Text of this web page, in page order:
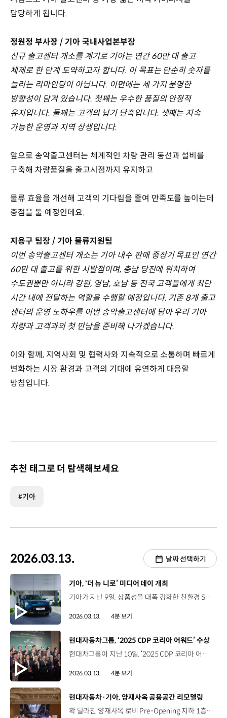
담당하게 됩니다.
정원정 부사장 / 기아 국내사업본부장
신규 출고센터 개소를 계기로 기아는 연간 60만 대 출고
체제로 한 단계 도약하고자 합니다. 이 목표는 단순히 숫자를
늘리는 리마인딩이 아닙니다. 이면에는 세 가지 분명한
방향성이 담겨 있습니다. 첫째는 우수한 품질의 안정적
유지입니다. 둘째는 고객의 납기 단축입니다. 셋째는 지속
가능한 운영과 지역 상생입니다.
앞으로 송악출고센터는 체계적인 차량 관리 동선과 설비를
구축해 차량품질을 출고시점까지 유지하고
물류 효율을 개선해 고객의 기다림을 줄여 만족도를 높이는데
중점을 둘 예정인데요.
지용구 팀장 / 기아 물류지원팀
이번 송악출고센터 개소는 기아 내수 판매 중장기 목표인 연간
60만 대 출고를 위한 시발점이며, 충남 당진에 위치하여
수도권뿐만 아니라 강원, 영남, 호남 등 전국 고객들에게 최단
시간 내에 전달하는 역할을 수행할 예정입니다. 기존 8개 출고
센터의 운영 노하우를 이번 송악출고센터에 담아 우리 기아
차량과 고객과의 첫 만남을 준비해 나가겠습니다.
이와 함께, 지역사회 및 협력사와 지속적으로 소통하며 빠르게
변화하는 시장 환경과 고객의 기대에 유연하게 대응할
방침입니다.
추천 태그로 더 탐색해보세요
#기아
2026.03.13. 날짜 선택하기
[동영상]
기아, ‘더 뉴 니로’ 미디어 데이 개최
기아가 지난 9일, 상품성을 대폭 강화한 친환경 SUV ‘더 뉴 니로’의 미디어 데이를 개최했습니다. ‘더 뉴 니로’는 2세대 모델을 기반으로 디자인 완성도를 높이고, 최신 안전·편의 사양을 대거 적용해 상품성을 강화했는데요. 이번 미디어 데이에는 국내 주요 매체 100여 개가 참석해 ‘더 뉴 니로’의 시작을 함께했습니다. 정원정 부사장 / 기아 국내사업본부장니로는 기아가 전동화의 미래를 향해 내딛는 첫 번째 발걸음이었고, 친환경이라는 가치를 고객의 일상 속으로 끌어들인 차였습니다. 그리고 지금 니로는 전 세계 누적 판매 120만 대를 달성하며 수많은 고객의 여정과 함께해 오고 있습니다. 오늘 여러분께 소개해 드릴 ‘더 뉴 니로’는 고객의 목소리를 담아 2022년 출시 이후 약 4년 만에 새롭게 선보이는 상품성 개선 모델입니다. 기아는 이번 행사에서 '더 뉴 니로'의 내·외장 디자인과 주요 상품성, 신기술 등을 개발 담당자들이 직접 소개해 미디어들의 이해를 도왔는데요. 더 뉴 니로의 외장은 오퍼짓 유나이티드를 기반으로 세련되고 강인한 인상을 구현했습니다. 최정미 연구원 / 기아 넥스트디자인외장1팀이번 ‘더 뉴 니로’는 기존 니로 대비해서 복잡함을 덜어낸 클린하고 모던한 디자인이 특징입니다. ‘오퍼짓 유나이티드’의 가장 큰 특징인 ‘스타맵 시그니처 라이팅’이 전면부의 헤드램프에 적용되었습니다. 그리고 견고하고 단단함을 강조할 수 있는 스키드 플레이트 디자인으로 전면부 마무리하였습니다. 실내는 수평형 레이아웃을 바탕으로 개방감을 강조하면서 쾌적하고 실용적인 공간을 완성했습니다. 이은옥 책임연구원 / 기아 넥스트내장DEX팀클린하고 와이드한 느낌을 주는 커브드 디스플레이를 통해 전반적으로 고급감을 향상시키고 사용성을 증대하였습니다. 또한 센터 스피커와 HUD의 조형적 통합을 통해 크래시 패드 상단부 디자인을 더욱 간결하게 정돈된 형태로 완성하였습니다. 또한, 금속의 질감과 자연의 컬러를 담은 내외장 컬러도 주목을 받았습니다. 이설희 책임연구원 / 기아 넥스트CMF팀‘더 뉴 니로’의 CMF 콘셉트는 ‘세린 다이내믹’입니다. 빙하, 밤바다 같은 대자연 속 고요함처럼 정제된 침묵 속에 가장 강력한 생명력을 CMF적으로 표현하였습니다. 외장 컬러는 깨끗하고 깔끔한 이미지의 ‘아이보리 실버’를 추가함으로써 ‘더 뉴 니로’의 모던하고 깨끗한 이미지를 고객에게 전달합니다. ‘더 뉴 니로’는 1.6 하이브리드 파워트레인으로 효율적인 성능을 확보하고, 스마트 회생제동, 스테이 모드 등 특화 기능과 함께, 기아 AI 어시스턴트, 디지털 키 2, 워크 어웨이 락 등 다채로운 편의 사양도 적용해 동급 최고 수준의 상품성을 확보했습니다. 김새린 매니저 / 기아 국내상품1팀연비는 에어로다이내믹 디자인을 기반으로 공력 계수 수치가 낮아져 20.2km/L라는 국내 하이브리드 SUV 중 최고 연비 수치를 달성하였습니다. 2열 공간성 또한 동급차종 대비 우세한 레그룸과 헤드룸을 갖고 있어 실용성과 경제성을 중시하는 니로 구매 고객들에게 굉장히 매력적으로 다가갈 것으로 기대됩니다. 기아는 이번 미디어 데이에서 전시 공간을 플랜테리어 무드로 구성하고 총 4개의 전시존을 마련해 ‘더 뉴 니로’의 주요 USP인 친환경성을 체감할 수 있도록 했는데요. 기아는 앞으로, 팝업 전시와 광고 캠페인, 콜라보 영상 콘텐츠 등을 통해 ‘더 뉴 니로’가 지닌 실용적 가치를 소개할 예정입니다.
2026.03.13. 4분 보기
[동영상]
현대자동차그룹, ‘2025 CDP 코리아 어워드’ 수상
현대차그룹이 지난 10일, ‘2025 CDP 코리아 어워드’에서 친환경 경영 성과를 인정받았습니다. CDP는 매년, 기업들의 환경 이슈 대응 역량을 종합적으로 평가해 리더십 A, 리더십 A-, 매니지먼트 B 등 총 8개 등급으로 발표하는 글로벌 기관인데요. 이번 평가에서 현대차는 기후변화 대응 부문에서 재생에너지 사용량 증가와 친환경 제품 투자 확대 등의 탄소경영 활동 성과를 인정받아 최고 등급인 ‘리더십 A’를 3년 연속 획득했고, 동시에 ‘탄소경영 아너스 클럽'도 3년 연속 수상했습니다. 또한, 수자원 관리 부문에서도 ‘리더십 A’ 획득 기업 중 최고점을 기록해 2년 연속 ‘대상’에 올랐습니다. 전현철 실장 / 현대차 사업개발지속가능경영실현대차는 다음 세대를 위한 사회적 책임 측면은 물론 탄소중립 활동 자체가 비즈니스 경쟁력을 근본적으로 강화할 수 있도록 노력하겠습니다. 특히 이러한 탄소중립 활동에 수소에너지 그리고 전동화 뿐만 아니라 로보틱스와 AI 신기술을 접목시켜 밸류체인 전체에 걸쳐서 비효율과 낭비 요소를 제거할 수 있도록 최선을 다하겠습니다. 기아는 수자원 관리 부문에서 2년 연속 ‘리더십 A’를 획득하고, 선택소비재 산업 섹터에서는 2년 연속 ‘우수상’을 수상했는데요. 방류수 수질 관리, 실시간 수질오염물질 모니터링 시스템 구축 등 효율적인 수자원 관리 노력을 인정받은 결과입니다. 현대제철은 국내 철강사 중 유일하게 ‘리더십 A-’를 획득하고, 원자재 부문 ‘탄소경영 섹터 아너스’에도 이름을 올렸는데요. 기후 리스크 관리 역량을 강화하고, 리스크 분석 결과를 기업 전략과 연계해 실행하는 등 다양한 노력을 이어오며 지난해보다 한 단계 상승했습니다. 김용찬 상무 / 현대제철 탄소중립추진실장현대제철은 전통적으로 철강 산업이 탄소 다배출 사업이라는 것에 대해서 인식을 하고 고로와 전기로를 연계한 복합 프로세스 설비를 도입을 해서 3월부터는 시장에 공급을 하고 있습니다. 앞으로도 기후변화 역량을 혁신적으로 키워서 기업의 지속 가능 발전에 기여할 수 있도록 최선을 다하겠습니다. 현대건설은 기후변화 대응 부문에서 8년 연속 ‘명예의 전당(Hall of Fame)’에 등재됐으며, ‘플래티넘 클럽(Platinum Club)’에도 5년 연속 등재됐는데요. 국내 건설사 최초로 ‘2045 탄소중립’을 선언한 이후, 이를 달성하기 위해 전사적인 감축 활동을 추진하고 있는 점이 우수한 평가를 받았습니다. 또한, 현대위아는 ‘리더십 A’ 등급을 획득하며 ‘아너스 클럽’과 선택소비재 부문 ‘탄소경영 섹터 아너스’에 선정됐고 현대글로비스도 기후변화 대응 부문에서 최고 등급인 ‘리더십 A’를 받으며 산업재 부문 ‘탄소경영 섹터 아너스’를 수상했습니다. 현대차그룹은 앞으로도 기후 변화 대응, 수자원 리스크 관리 등 탄소중립 달성을 위한 지속가능한 경영을 추진해 나갈 예정입니다.
2026.03.13. 4분 보기
[동영상]
현대자동차·기아, 양재사옥 공용공간 리모델링
확 달라진 양재사옥 로비 Pre-Opening 지하 1층~4층 - 지난 22개월간 진행된 공용공간 리노베이션 구성원 만족과 업무 효율성을 고려한 소통과 환대의 공간 탄생 투명한 외관 디자인을 통해 외부인에게도 밝고 따뜻한 환대의 분위기 구현 일상과 업무의 경계를 허물어 사람과 생각이 모여드는 새 로비 코워킹 존, 라이브러리, 컨시어지, 그랜드홀 등 스마트한 업무를 돕는 협업 공간 자연 친화적 요소를 추가해 편안한 분위기 완성 오아시스, 러닝랩 등 성장과 재충전을 통해 영감과 에너지를 채우는 공간 창의적이고 도전적인 아이디어를 만들어 낼 새로운 공간 김세훈 책임매니저 / 현대차 정책조정1실예전에는 공간들이 오픈되어 있고 연결되어 있다 보니까 조금 어수선하고 조용히 얘기가 어려웠는데 (리노베이션을 통해) 플랜테리어로 공간을 분할해서 각자 작은 공간들이 아늑하게 있을 수 있도록 해주신게 정말 좋은 것 같습니다. 양재사옥의 추억과 변화 과정을 담은 ‘양재사옥 헤리티지 전시’ 운영 “구성원을 위한 소통과 환대, 새 로비에서 시작됩니다~”